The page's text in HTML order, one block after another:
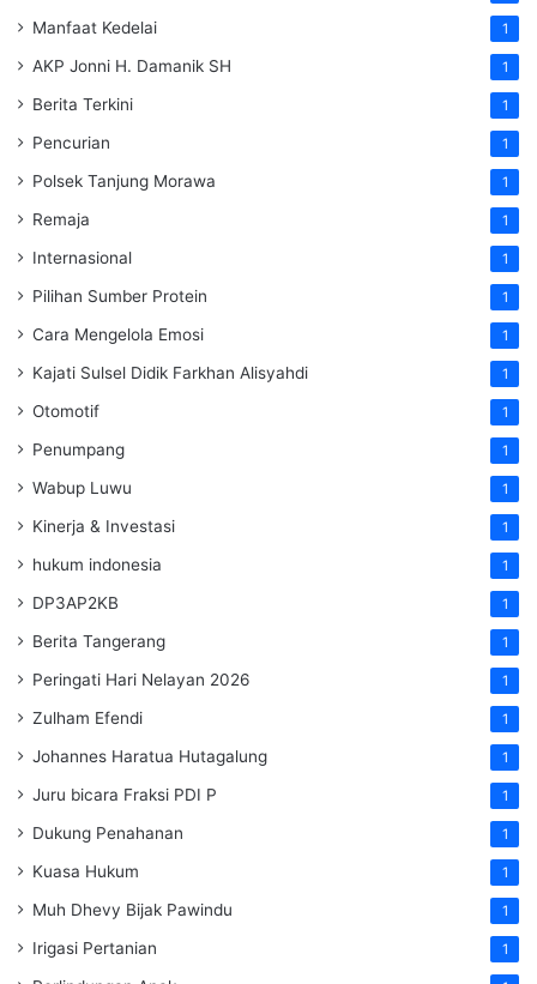
Manfaat Kedelai 1
AKP Jonni H. Damanik SH 1
Berita Terkini 1
Pencurian 1
Polsek Tanjung Morawa 1
Remaja 1
Internasional 1
Pilihan Sumber Protein 1
Cara Mengelola Emosi 1
Kajati Sulsel Didik Farkhan Alisyahdi 1
Otomotif 1
Penumpang 1
Wabup Luwu 1
Kinerja & Investasi 1
hukum indonesia 1
DP3AP2KB 1
Berita Tangerang 1
Peringati Hari Nelayan 2026 1
Zulham Efendi 1
Johannes Haratua Hutagalung 1
Juru bicara Fraksi PDI P 1
Dukung Penahanan 1
Kuasa Hukum 1
Muh Dhevy Bijak Pawindu 1
Irigasi Pertanian 1